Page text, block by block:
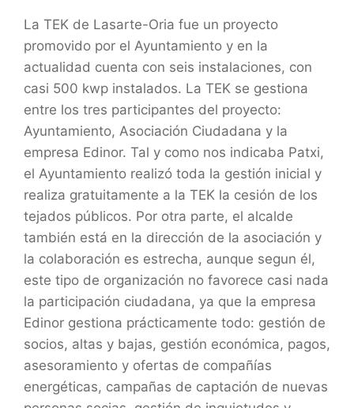
La TEK de Lasarte-Oria fue un proyecto
promovido por el Ayuntamiento y en la
actualidad cuenta con seis instalaciones, con
casi 500 kwp instalados. La TEK se gestiona
entre los tres participantes del proyecto:
Ayuntamiento, Asociación Ciudadana y la
empresa Edinor. Tal y como nos indicaba Patxi,
el Ayuntamiento realizó toda la gestión inicial y
realiza gratuitamente a la TEK la cesión de los
tejados públicos. Por otra parte, el alcalde
también está en la dirección de la asociación y
la colaboración es estrecha, aunque segun él,
este tipo de organización no favorece casi nada
la participación ciudadana, ya que la empresa
Edinor gestiona prácticamente todo: gestión de
socios, altas y bajas, gestión económica, pagos,
asesoramiento y ofertas de compañías
energéticas, campañas de captación de nuevas